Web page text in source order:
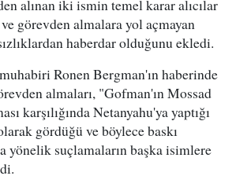
alınan iki ismin temel karar alıcılar
ve görevden almalara yol açmayan
haberdar olduğunu ekledi.
Ronen Bergman'ın haberinde
almaları, "Gofman'ın Mossad
karşılığında Netanyahu'ya yaptığı
gördüğü ve böylece baskı
yönelik suçlamaların başka isimlere